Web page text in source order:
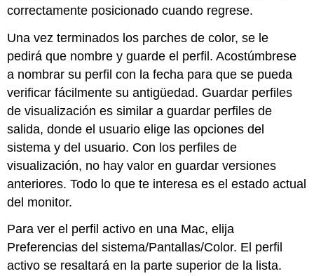
correctamente posicionado cuando regrese.
Una vez terminados los parches de color, se le
pedirá que nombre y guarde el perfil. Acostúmbrese
a nombrar su perfil con la fecha para que se pueda
verificar fácilmente su antigüedad. Guardar perfiles
de visualización es similar a guardar perfiles de
salida, donde el usuario elige las opciones del
sistema y del usuario. Con los perfiles de
visualización, no hay valor en guardar versiones
anteriores. Todo lo que te interesa es el estado actual
del monitor.
Para ver el perfil activo en una Mac, elija
Preferencias del sistema/Pantallas/Color. El perfil
activo se resaltará en la parte superior de la lista.